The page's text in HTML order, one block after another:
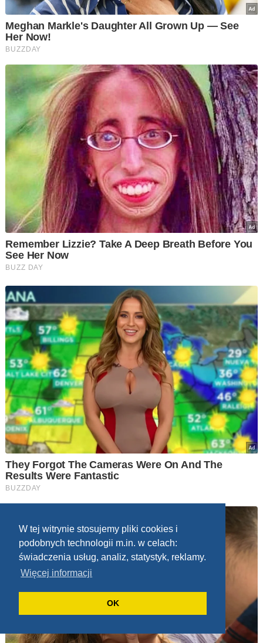
W tej witrynie stosujemy pliki cookies i
podobnych technologii m.in. w celach:
świadczenia usług, analiz, statystyk, reklamy.
Więcej informacji
OK